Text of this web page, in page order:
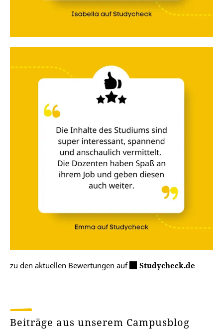
zu den aktuellen Bewertungen auf Studycheck.de
Beiträge aus unserem Campusblog